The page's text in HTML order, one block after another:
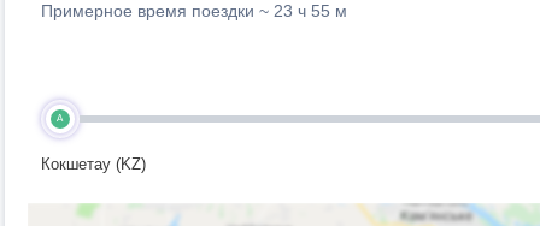
Примерное время поездки ~ 23 ч 55 м
A
Кокшетау (KZ)